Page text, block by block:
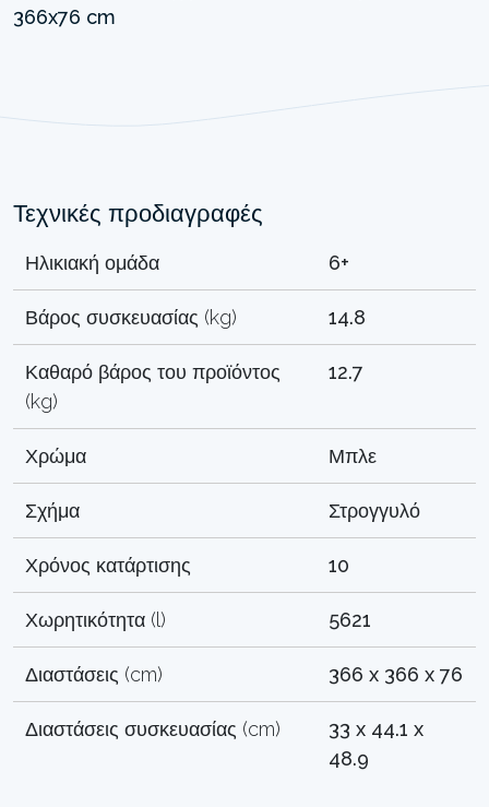
Τεχνικές προδιαγραφές
Ηλικιακή ομάδα 6+
Βάρος συσκευασίας (kg) 14.8
Καθαρό βάρος του προϊόντος
(kg)
12.7
Χρώμα Μπλε
Σχήμα Στρογγυλό
Χρόνος κατάρτισης 10
Χωρητικότητα (l) 5621
Διαστάσεις (cm) 366 x 366 x 76
Διαστάσεις συσκευασίας (cm)
33 x 44.1 x
48.9